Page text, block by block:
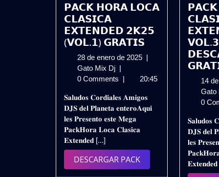
𝗣𝗔𝗖𝗞 𝗛𝗢𝗥𝗔 𝗟𝗢𝗖𝗔
𝗖𝗟𝗔𝗦𝗜𝗖𝗔
𝗘𝗫𝗧𝗘𝗡𝗗𝗘𝗗 𝟮𝗞𝟮𝟱
(𝗩𝗢𝗟.𝟭) 𝗚𝗥𝗔𝗧𝗜𝗦
28 de enero de 2025 28
enero
2025
|
Gato Mix Dj 𝗣𝗔𝗖𝗞
𝗛𝗢𝗥𝗔
𝗖𝗟𝗔𝗦𝗜𝗖𝗔
𝗘𝗫𝗧𝗘𝗡𝗗𝗘𝗗
𝟮𝗞𝟮𝟱
(𝗩𝗢𝗟.𝟭)
|
0 Comments | 20:45
𝐒𝐚𝐥𝐮𝐝𝐨𝐬 𝐂𝐨𝐫𝐝𝐢𝐚𝐥𝐞𝐬 𝐀𝐦𝐢𝐠𝐨𝐬
𝐃𝐉𝐒 𝐝𝐞𝐥 𝐏𝐥𝐚𝐧𝐞𝐭𝐚 𝐞𝐧𝐭𝐞𝐫𝐨𝐀𝐪𝐮𝐢
𝐥𝐞𝐬 𝐏𝐫𝐞𝐬𝐞𝐧𝐭𝐨 𝐞𝐬𝐭𝐞 𝐌𝐞𝐠𝐚
𝐏𝐚𝐜𝐤𝐇𝐨𝐫𝐚 𝐋𝐨𝐜𝐚 𝐂𝐥𝐚𝐬𝐢𝐜𝐚
𝐄𝐱𝐭𝐞𝐧𝐝𝐞𝐝 [...]
DESCARGAR PACKDESCARGAR
PACK
14
Gato
0
𝐒𝐚𝐥𝐮𝐝𝐨𝐬
𝐃𝐉𝐒 𝐝𝐞𝐥
𝐥𝐞𝐬